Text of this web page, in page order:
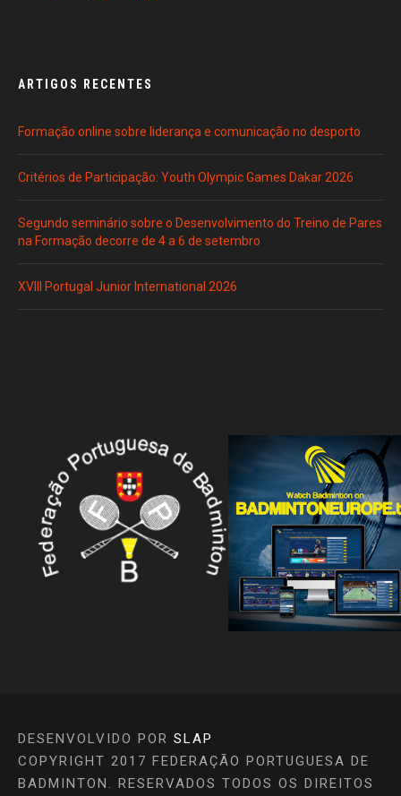
ARTIGOS RECENTES
Formação online sobre liderança e comunicação no desporto
Critérios de Participação: Youth Olympic Games Dakar 2026
Segundo seminário sobre o Desenvolvimento do Treino de Pares
na Formação decorre de 4 a 6 de setembro
XVIII Portugal Junior International 2026
DESENVOLVIDO POR SLAP
COPYRIGHT 2017 FEDERAÇÃO PORTUGUESA DE
BADMINTON. RESERVADOS TODOS OS DIREITOS